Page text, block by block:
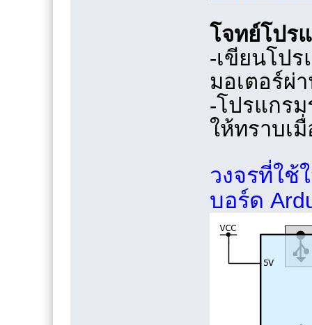
โจทย์โปร
-เขียนโป
มอเตอร์ผ่
-โปรแกรม
ให้ทราบเ
วงจรที่ใช้
บอร์ด